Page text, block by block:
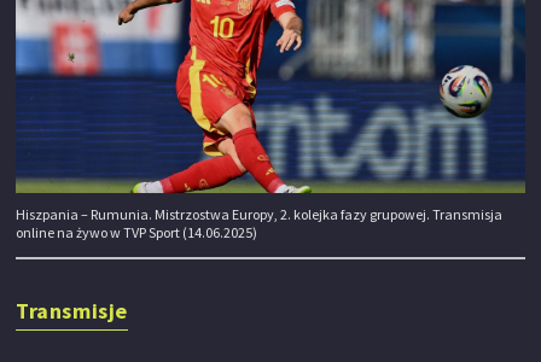
Hiszpania – Rumunia. Mistrzostwa Europy, 2. kolejka fazy grupowej. Transmisja
online na żywo w TVP Sport (14.06.2025)
Transmisje